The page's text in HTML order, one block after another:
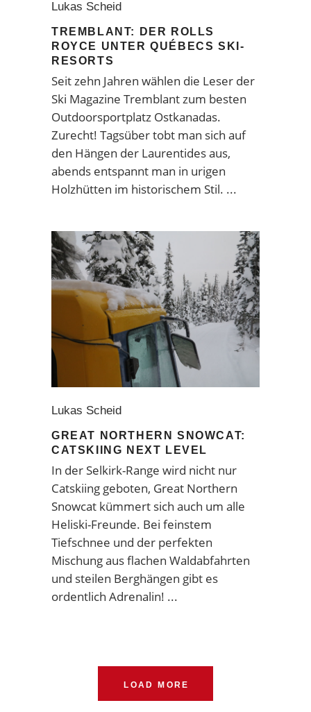
Lukas Scheid
TREMBLANT: DER ROLLS
ROYCE UNTER QUÉBECS SKI-
RESORTS
Seit zehn Jahren wählen die Leser der
Ski Magazine Tremblant zum besten
Outdoorsportplatz Ostkanadas.
Zurecht! Tagsüber tobt man sich auf
den Hängen der Laurentides aus,
abends entspannt man in urigen
Holzhütten im historischem Stil.
Lukas Scheid
GREAT NORTHERN SNOWCAT:
CATSKIING NEXT LEVEL
In der Selkirk-Range wird nicht nur
Catskiing geboten, Great Northern
Snowcat kümmert sich auch um alle
Heliski-Freunde. Bei feinstem
Tiefschnee und der perfekten
Mischung aus flachen Waldabfahrten
und steilen Berghängen gibt es
ordentlich Adrenalin!
LOAD MORE